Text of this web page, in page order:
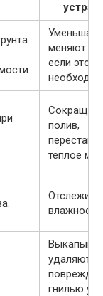
меняют
если это
полив,
теплое
удаляют
гнилью